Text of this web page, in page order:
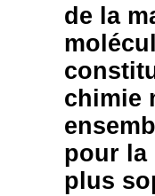
de la
chimie
pour la
plus